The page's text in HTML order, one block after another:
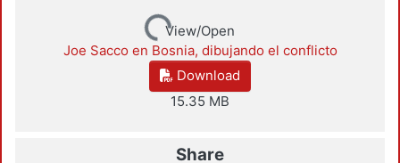
Loading...View/Open
Joe Sacco en Bosnia, dibujando el conflicto
Download
15.35 MB
Share